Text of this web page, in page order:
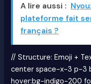
A lire aussi :
plateforme fait
français ?
// Structure: Emoji +
center space-x-3 p-3
hover:bg-indigo-200